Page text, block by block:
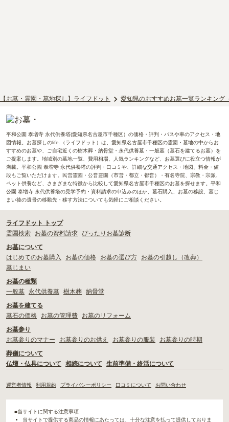
【お墓・霊園・墓地探し】ライフドット 愛知県のおすすめお墓一覧ランキング
平和公園 泰増寺 永代供養塔(愛知県名古屋市千種区）の価格・評判・バスや車のアクセス・地
図情報。お墓探しのlife.（ライフドット）は、愛知県名古屋市千種区の霊園・墓地の中からお
すすめのお墓や、ご自宅近くの樹木葬・納骨堂・永代供養墓・一般墓（墓石を建てるお墓）を
ご提案します。地域別の墓地一覧、費用相場、人気ランキングなど、お墓選びに役立つ情報が
満載。平和公園 泰増寺 永代供養塔の評判・口コミや、詳細な交通アクセス・地図、料金・値
段もご覧いただけます。民営霊園・公営霊園（市営・都立・都営）・有名寺院、宗教・宗派、
ペット供養など、さまざまな特徴から比較して愛知県名古屋市千種区のお墓を探せます。平和
公園 泰増寺 永代供養塔の見学予約・資料請求の申込みのほか、墓石購入、お墓の移設、墓じ
まい後の遺骨の移動先・移す方法についても気軽にご相談ください。
ライフドット トップ
霊園検索
お墓の資料請求 ぴったりお墓診断
お墓について
はじめてのお墓購入
お墓の価格 お墓の選び方
お墓の引越し（改葬）
墓じまい
お墓の種類
一般墓
永代供養墓 樹木葬 納骨堂
お墓を建てる
墓石の価格
お墓の管理費
お墓のリフォーム
お墓参り
お墓参りのマナー
お墓参りのお供え お墓参りの服装
お墓参りの時期
葬儀について
仏壇・仏具について
相続について 生前準備・終活について
運営者情報 利用規約 プライバシーポリシー 口コミについて お問い合わせ
■当サイトに関する注意事項
当サイトで提供する商品の情報にあたっては、十分な注意を払って提供しておりま